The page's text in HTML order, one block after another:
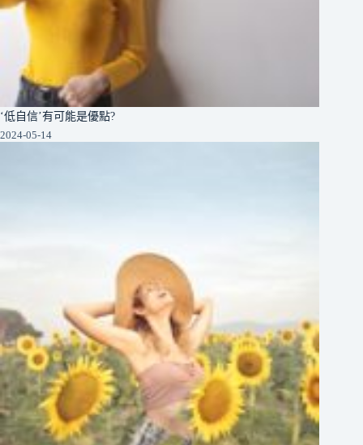
‘低自信’有可能是優點?
2024-05-14